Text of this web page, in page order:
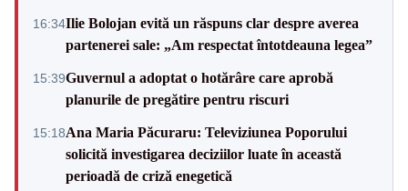
16:34Ilie Bolojan evită un răspuns clar despre averea
partenerei sale: „Am respectat întotdeauna legea”
15:39Guvernul a adoptat o hotărâre care aprobă
planurile de pregătire pentru riscuri
15:18Ana Maria Păcuraru: Televiziunea Poporului
solicită investigarea deciziilor luate în această
perioadă de criză enegetică